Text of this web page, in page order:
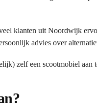
klanten uit Noordwijk
advies over
zelf een scootmobiel aan